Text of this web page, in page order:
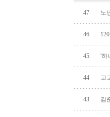
47 노
46
45 '하
44 고
43 김